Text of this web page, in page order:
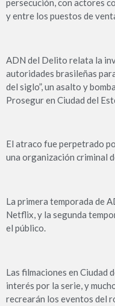
persecución, con actores
y entre los puestos de
ADN del Delito relata la
autoridades brasileñas
del siglo”, un asalto y
Prosegur en Ciudad del
El atraco fue perpetrado
una organización criminal
La primera temporada de
Netflix, y la segunda
el público.
Las filmaciones en Ciudad
interés por la serie, y
recrearán los eventos del